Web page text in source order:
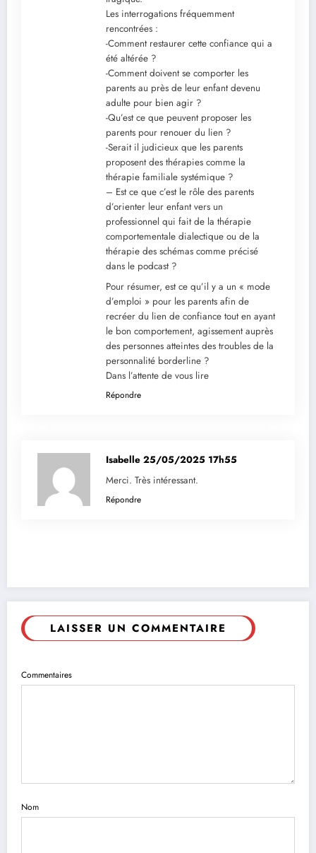
Les interrogations fréquemment
rencontrées :
-Comment restaurer cette confiance qui a
été altérée ?
-Comment doivent se comporter les
parents au près de leur enfant devenu
adulte pour bien agir ?
-Qu’est ce que peuvent proposer les
parents pour renouer du lien ?
-Serait il judicieux que les parents
proposent des thérapies comme la
thérapie familiale systémique ?
– Est ce que c’est le rôle des parents
d’orienter leur enfant vers un
professionnel qui fait de la thérapie
comportementale dialectique ou de la
thérapie des schémas comme précisé
dans le podcast ?
Pour résumer, est ce qu’il y a un « mode
d’emploi » pour les parents afin de
recréer du lien de confiance tout en ayant
le bon comportement, agissement auprès
des personnes atteintes des troubles de la
personnalité borderline ?
Dans l’attente de vous lire
Répondre
Isabelle 25/05/2025 17h55
Merci. Très intéressant.
Répondre
LAISSER UN COMMENTAIRE
Commentaires
Nom